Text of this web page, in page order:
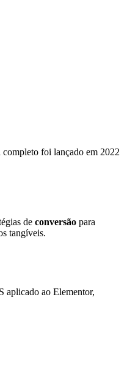
foi lançado em 2022
de conversão para
tangíveis.
aplicado ao Elementor,